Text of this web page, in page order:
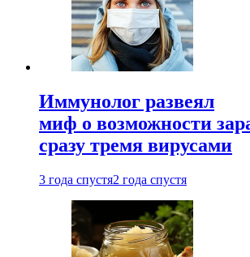
Иммунолог развеял
миф о возможности
сразу тремя вирусами
3 года спустя2 года спустя